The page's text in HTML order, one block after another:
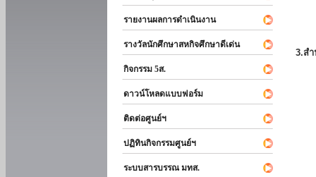
รายงานผลการดำเนินงาน
รางวัลนักศึกษาสหกิจศึกษาดีเด่น
กิจกรรม 5ส.
ดาวน์โหลดแบบฟอร์ม
ติดต่อศูนย์ฯ
ปฏิทินกิจกรรมศูนย์ฯ
ระบบสารบรรณ มทส.
3.ส